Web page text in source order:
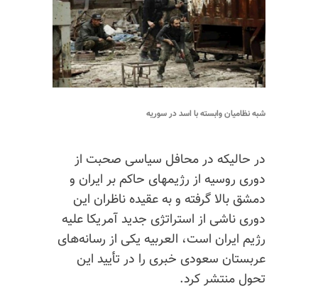
شبه نظامیان وابسته با اسد در سوریه
در حالیکه در محافل سیاسی صحبت از
دوری روسیه از رژیمهای حاکم بر ایران و
دمشق بالا گرفته و به عقیده ناظران این
دوری ناشی از استراتژی جدید آمریکا علیه
رژیم ایران است، العربیه یکی از رسانه‌های
عربستان سعودی خبری را در تأیید این
تحول منتشر کرد.